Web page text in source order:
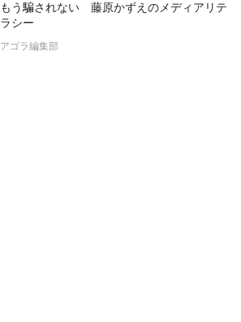
もう騙されない 藤原かずえのメディアリテ
ラシー
アゴラ編集部